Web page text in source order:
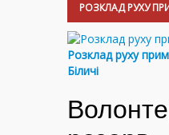
РОЗКЛАД РУХУ
Розклад руху
Біличі